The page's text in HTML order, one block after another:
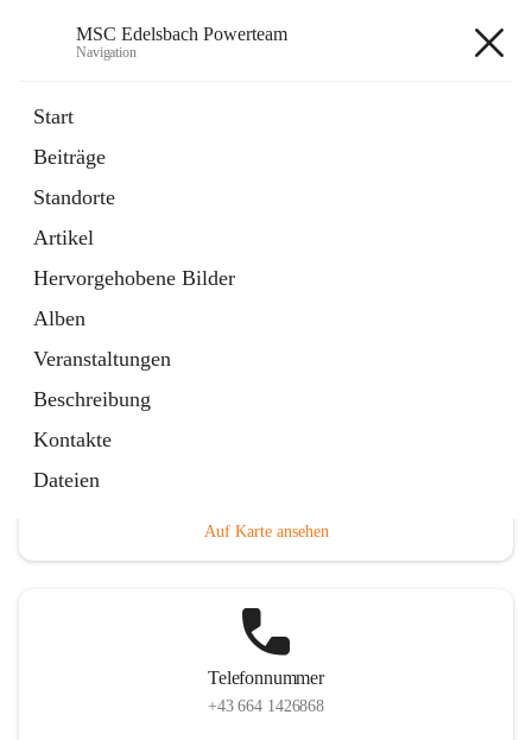
MSC Edelsbach Powerteam
Navigation
Start
Beiträge
Standorte
Artikel
Hervorgehobene Bilder
Alben
Veranstaltungen
Beschreibung
Kontakte
Dateien
Datei
in
Tab
Unsere Modellautobahn LIVE
Artikel
öffnet
in
neuem
Tab
Edelsbach 75a, 8332 Edelsbach bei Feldbach, AUT
Auf Karte ansehen
Telefonnummer
+43 664 1426868